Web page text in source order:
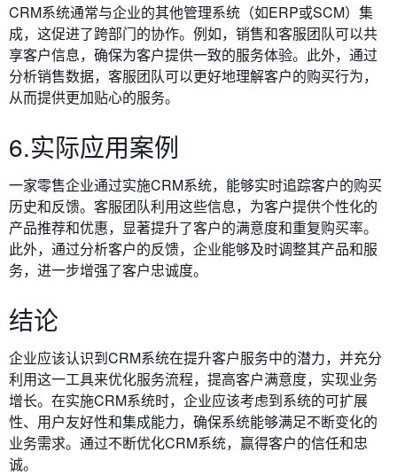
CRM系统通常与企业的其他管理系统（如ERP或SCM）集
成，这促进了跨部门的协作。例如，销售和客服团队可以共
享客户信息，确保为客户提供一致的服务体验。此外，通过
分析销售数据，客服团队可以更好地理解客户的购买行为，
从而提供更加贴心的服务。
6.实际应用案例
一家零售企业通过实施CRM系统，能够实时追踪客户的购买
历史和反馈。客服团队利用这些信息，为客户提供个性化的
产品推荐和优惠，显著提升了客户的满意度和重复购买率。
此外，通过分析客户的反馈，企业能够及时调整其产品和服
务，进一步增强了客户忠诚度。
结论
企业应该认识到CRM系统在提升客户服务中的潜力，并充分
利用这一工具来优化服务流程，提高客户满意度，实现业务
增长。在实施CRM系统时，企业应该考虑到系统的可扩展
性、用户友好性和集成能力，确保系统能够满足不断变化的
业务需求。通过不断优化CRM系统，赢得客户的信任和忠
诚。